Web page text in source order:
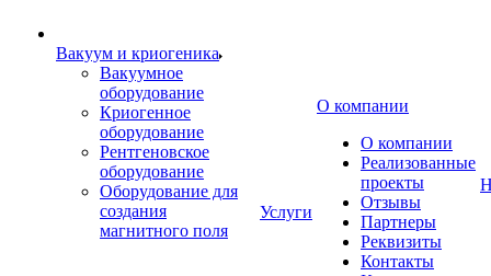
Вакуум и криогеника
Вакуумное
оборудование
Криогенное
оборудование
Рентгеновское
оборудование
Оборудование для
создания
магнитного поля
Услуги
О компании
О компании
Реализованные
проекты
Отзывы
Партнеры
Реквизиты
Контакты